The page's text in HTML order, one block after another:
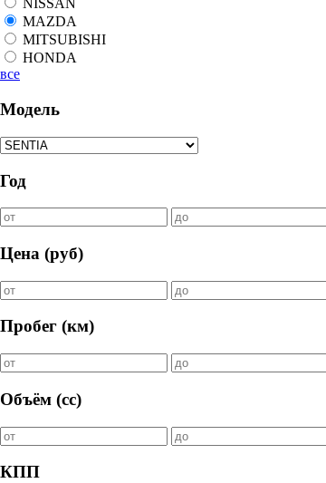
NISSAN
MAZDA
MITSUBISHI
HONDA
все
Модель
Год
Цена (руб)
Пробег (км)
Объём (cc)
КПП